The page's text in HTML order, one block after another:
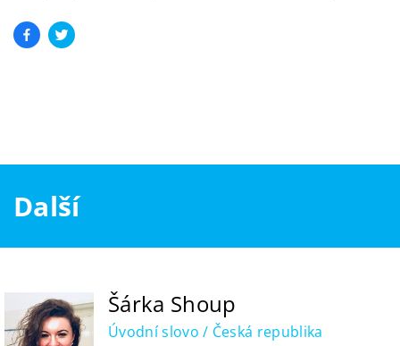
Další
Šárka Shoup
Úvodní slovo / Česká republika